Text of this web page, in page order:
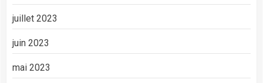
juillet 2023
juin 2023
mai 2023